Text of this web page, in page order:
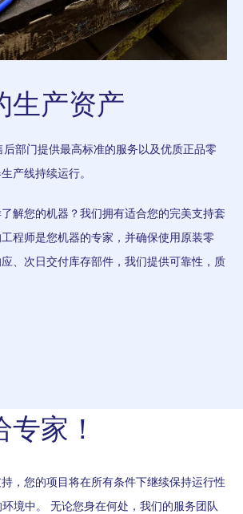
生产资产
后部门提供最高标准的服务以及优质正品零
产线持续运行。
解您的机器？我们拥有适合您的完美支持套
程师是您机器的专家，并确保使用原装零
、次日交付库存部件，我们提供可靠性，质
家！
，您的项目将在所有条件下继续保持运行性
境中。 无论您身在何处，我们的服务团队